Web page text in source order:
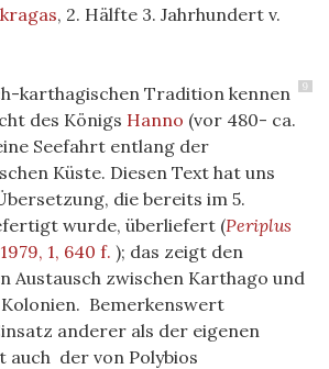
, 2. Hälfte 3. Jahrhundert v.
9
karthagischen Tradition kennen
des Königs Hanno (vor 480- ca.
Seefahrt entlang der
Küste. Diesen Text hat uns
die bereits im 5.
wurde, überliefert (Periplus
1, 640 f. ); das zeigt den
Austausch zwischen Karthago und
Bemerkenswert
anderer als der eigenen
der von Polybios